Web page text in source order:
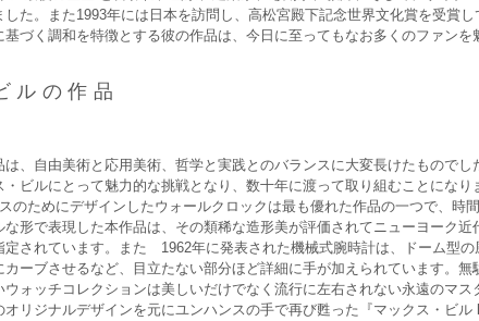
た。また1993年には日本を訪問し、高松宮殿下記念世界文化賞を受賞
づく調和を特徴とする彼の作品は、今日に至ってもなお多くのファンを
ルの作品
、自由美術と応用美術、哲学と実践とのバランスに大変長けたものでし
・ビルにとって魅力的な挑戦となり、数十年に渡って取り組むことになり
のためにデザインしたウォールクロックは最も優れた作品の一つで、時
形で表現した本作品は、その類稀な造形美が評価されてニューヨーク近
定されています。また 1962年に発表された機械式腕時計は、ドーム型の
ーブさせるなど、目立たない部分ほど詳細に手が加えられています。無
ウォッチコレクションは美しいだけでなく流行に左右されない永遠のマス
オリジナルデザインを元にユンハンスの手で再び甦った『マックス・ビ